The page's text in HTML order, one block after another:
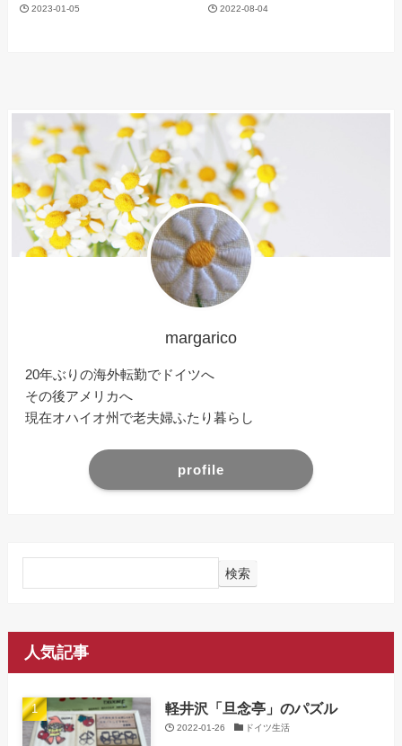
2023-01-05 2022-08-04
margarico
20年ぶりの海外転勤でドイツへ
その後アメリカへ
現在オハイオ州で老夫婦ふたり暮らし
profile
検索
人気記事
軽井沢「旦念亭」のパズル
2022-01-26 ドイツ生活